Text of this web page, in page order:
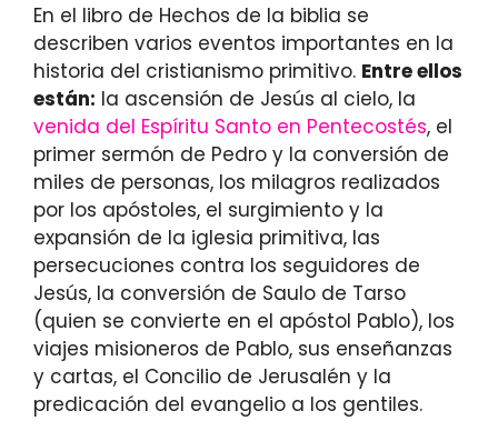
En el libro de Hechos de la biblia se
describen varios eventos importantes en la
historia del cristianismo primitivo. Entre ellos
están: la ascensión de Jesús al cielo, la
venida del Espíritu Santo en Pentecostés, el
primer sermón de Pedro y la conversión de
miles de personas, los milagros realizados
por los apóstoles, el surgimiento y la
expansión de la iglesia primitiva, las
persecuciones contra los seguidores de
Jesús, la conversión de Saulo de Tarso
(quien se convierte en el apóstol Pablo), los
viajes misioneros de Pablo, sus enseñanzas
y cartas, el Concilio de Jerusalén y la
predicación del evangelio a los gentiles.